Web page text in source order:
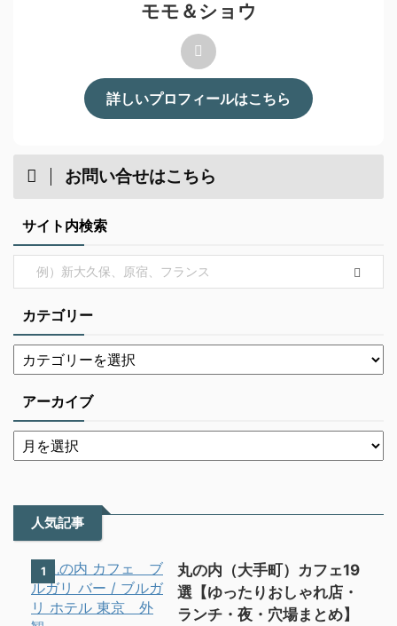
モモ＆ショウ
詳しいプロフィールはこちら
お問い合せはこちら
サイト内検索
カテゴリー
アーカイブ
人気記事
1
丸の内（大手町）カフェ19
選【ゆったりおしゃれ店・
ランチ・夜・穴場まとめ】